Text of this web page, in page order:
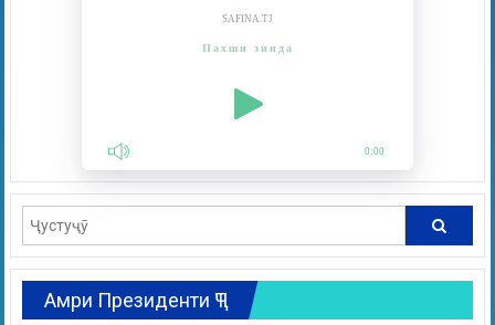
SAFINA.TJ
Пахши зинда
0:00
Амри Президенти ҶТ